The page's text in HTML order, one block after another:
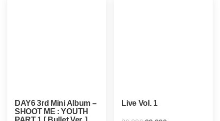
DAY6 3rd Mini Album –
SHOOT ME : YOUTH
Live Vol. 1